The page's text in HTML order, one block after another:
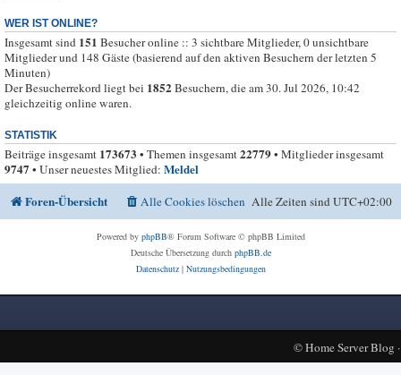
WER IST ONLINE?
Insgesamt sind 151 Besucher online :: 3 sichtbare Mitglieder, 0 unsichtbare
Mitglieder und 148 Gäste (basierend auf den aktiven Besuchern der letzten 5
Minuten)
Der Besucherrekord liegt bei 1852Besuchern, die am 30. Jul 2026, 10:42
gleichzeitig online waren.
STATISTIK
Beiträge insgesamt 173673 • Themen insgesamt22779• Mitglieder insgesamt
9747• Unser neuestes Mitglied: Meldel
Foren-Übersicht
Alle Zeiten sindUTC+02:00
Alle Cookies löschen
Powered by phpBB® Forum Software © phpBB Limited
Deutsche Übersetzung durch phpBB.de
Datenschutz| Nutzungsbedingungen
©Home Server Blog